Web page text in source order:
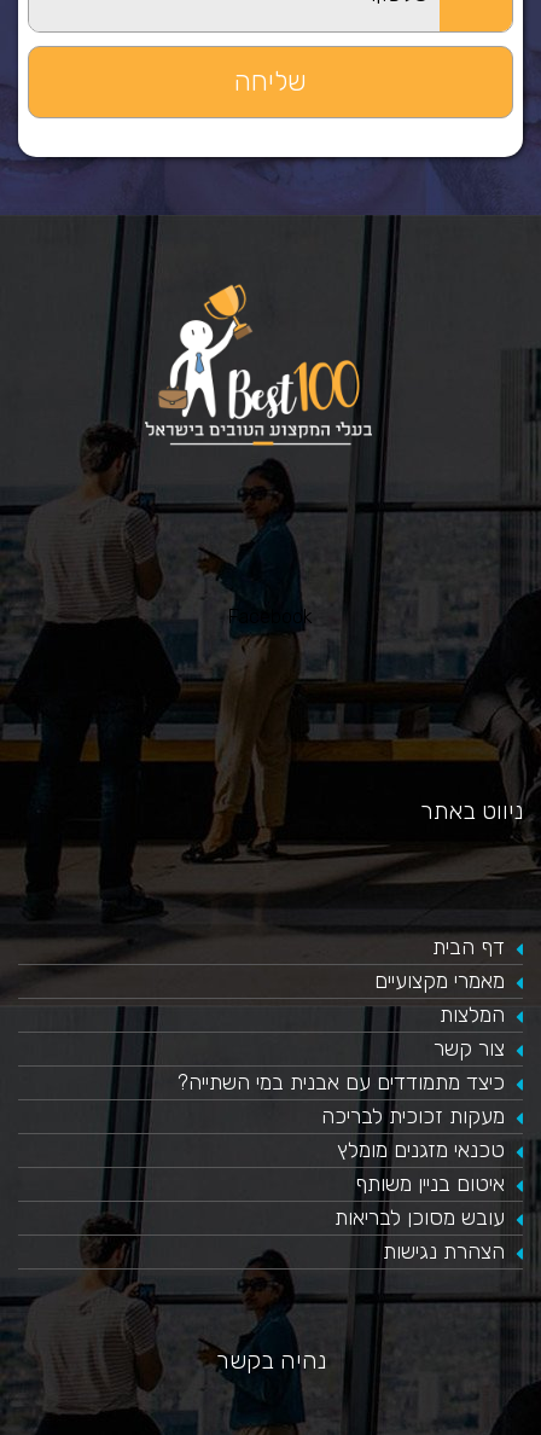
Facebook
ניווט באתר
דף הבית
מאמרי מקצועיים
המלצות
צור קשר
כיצד מתמודדים עם אבנית במי השתייה?
​מעקות זכוכית לבריכה
טכנאי מזגנים מומלץ
איטום בניין משותף
עובש מסוכן לבריאות
הצהרת נגישות
נהיה בקשר